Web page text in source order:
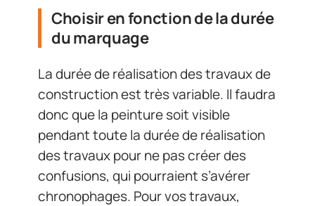
Choisir en fonction de la durée
du marquage
La durée de réalisation des travaux de
construction est très variable. Il faudra
donc que la peinture soit visible
pendant toute la durée de réalisation
des travaux pour ne pas créer des
confusions, qui pourraient s’avérer
chronophages. Pour vos travaux,